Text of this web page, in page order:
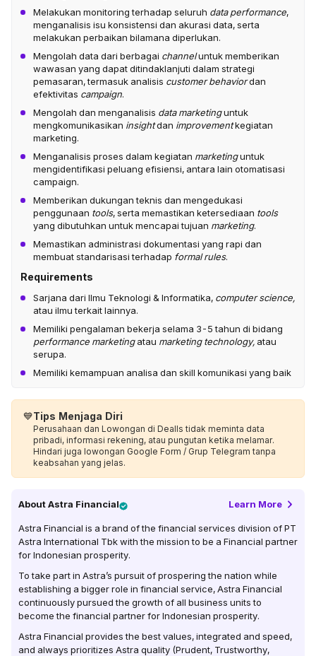
Melakukan monitoring terhadap seluruh data performance,
menganalisis isu konsistensi dan akurasi data, serta
melakukan perbaikan bilamana diperlukan.
Mengolah data dari berbagai channeluntuk memberikan
wawasan yang dapat ditindaklanjuti dalam strategi
pemasaran, termasuk analisis customer behaviordan
efektivitas campaign.
Mengolah dan menganalisis data marketinguntuk
mengkomunikasikan insightdan improvementkegiatan
marketing.
Menganalisis proses dalam kegiatan marketinguntuk
mengidentifikasi peluang efisiensi, antara lain otomatisasi
campaign.
Memberikan dukungan teknis dan mengedukasi
penggunaan tools, serta memastikan ketersediaan tools
yang dibutuhkan untuk mencapai tujuan marketing.
Memastikan administrasi dokumentasi yang rapi dan
membuat standarisasi terhadap formal rules.
Requirements
Sarjana dari Ilmu Teknologi & Informatika, computer science,
atau ilmu terkait lainnya.
Memiliki pengalaman bekerja selama 3-5 tahun di bidang
performance marketingatau marketing technology, atau
serupa.
Memiliki kemampuan analisa dan skill komunikasi yang baik
💙Tips Menjaga Diri
Perusahaan dan Lowongan di Dealls tidak meminta data
pribadi, informasi rekening, atau pungutan ketika melamar.
Hindari juga lowongan Google Form / Grup Telegram tanpa
keabsahan yang jelas.
AboutAstra Financial Learn More
Astra Financial is a brand of the financial services division of PT
Astra International Tbk with the mission to be a Financial partner
for Indonesian prosperity.
To take part in Astra’s pursuit of prospering the nation while
establishing a bigger role in financial service, Astra Financial
continuously pursued the growth of all business units to
become the financial partner for Indonesian prosperity.
Astra Financial provides the best values, integrated and speed,
and always prioritizes Astra quality (Prudent, Trustworthy,